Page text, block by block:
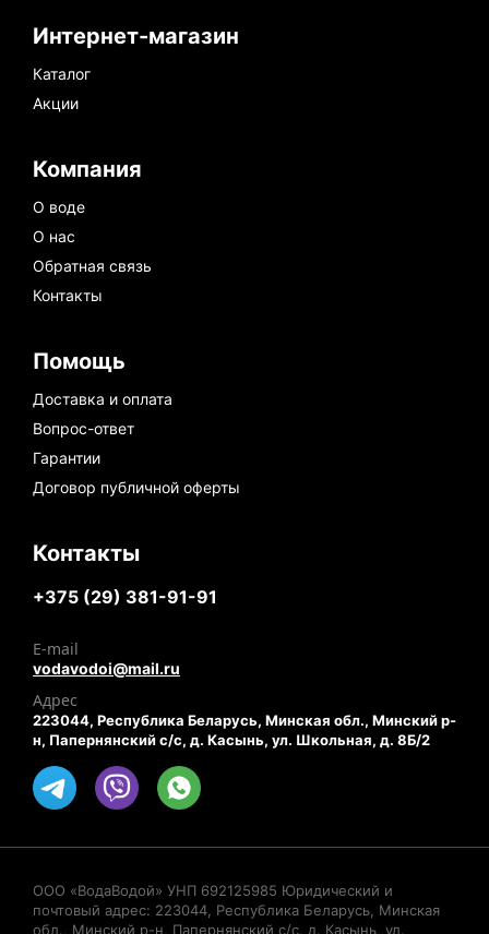
Интернет-магазин
Каталог
Акции
Компания
О воде
О нас
Обратная связь
Контакты
Помощь
Доставка и оплата
Вопрос-ответ
Гарантии
Договор публичной оферты
Контакты
+375 (29) 381-91-91
E-mail
vodavodoi@mail.ru
Адрес
223044, Республика Беларусь, Минская обл., Минский р-
н, Папернянский с/с, д. Касынь, ул. Школьная, д. 8Б/2
ООО «ВодаВодой» УНП 692125985 Юридический и
почтовый адрес: 223044, Республика Беларусь, Минская
обл., Минский р-н, Папернянский с/с, д. Касынь, ул.